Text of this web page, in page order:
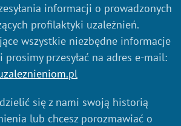
informacji o prowadzonych
profilaktyki uzależnień.
wszystkie niezbędne informacje
przesyłać na adres e-mail:
się z nami swoją historią
lub chcesz porozmawiać o